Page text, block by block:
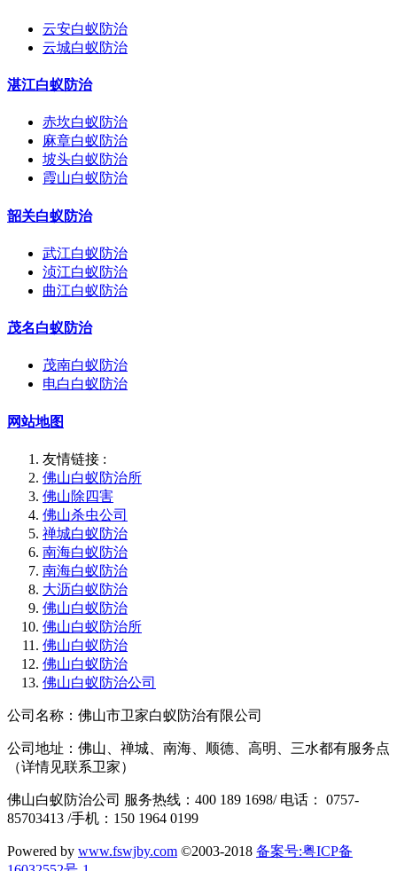
云安白蚁防治
云城白蚁防治
湛江白蚁防治
赤坎白蚁防治
麻章白蚁防治
坡头白蚁防治
霞山白蚁防治
韶关白蚁防治
武江白蚁防治
浈江白蚁防治
曲江白蚁防治
茂名白蚁防治
茂南白蚁防治
电白白蚁防治
网站地图
友情链接 :
佛山白蚁防治所
佛山除四害
佛山杀虫公司
禅城白蚁防治
南海白蚁防治
南海白蚁防治
大沥白蚁防治
佛山白蚁防治
佛山白蚁防治所
佛山白蚁防治
佛山白蚁防治
佛山白蚁防治公司
公司名称：佛山市卫家白蚁防治有限公司
公司地址：佛山、禅城、南海、顺德、高明、三水都有服务点
（详情见联系卫家）
佛山白蚁防治公司 服务热线：400 189 1698/ 电话： 0757-
85703413 /手机：150 1964 0199
Powered by www.fswjby.com ©2003-2018 备案号:粤ICP备